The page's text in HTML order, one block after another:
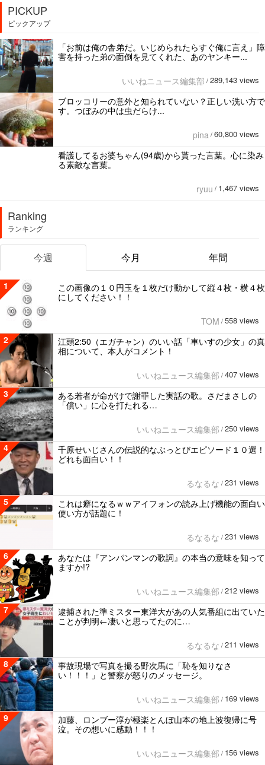
PICKUP
ピックアップ
「お前は俺の舎弟だ。いじめられたらすぐ俺に言え」障
害を持った弟の面倒を見てくれた、あのヤンキー...
いいねニュース編集部 / 289,143 views
ブロッコリーの意外と知られていない？正しい洗い方で
す。つぼみの中は虫だらけ...
pina / 60,800 views
看護してるお婆ちゃん(94歳)から貰った言葉。心に染み
る素敵な言葉。
ryuu / 1,467 views
Ranking
ランキング
今週 今月 年間
1
この画像の１０円玉を１枚だけ動かして縦４枚・横４枚
にしてください！！
TOM / 558 views
2
江頭2:50（エガチャン）のいい話「車いすの少女」の真
相について、本人がコメント！
いいねニュース編集部 / 407 views
3
ある若者が命がけで謝罪した実話の歌。さだまさしの
「償い」に心を打たれる…
いいねニュース編集部 / 250 views
4
千原せいじさんの伝説的なぶっとびエピソード１０選！
どれも面白い！！
るなるな / 231 views
5
これは癖になるｗｗアイフォンの読み上げ機能の面白い
使い方が話題に！
るなるな / 231 views
6
あなたは『アンパンマンの歌詞』の本当の意味を知って
ますか!?
いいねニュース編集部 / 212 views
7
逮捕された準ミスター東洋大があの人気番組に出ていた
ことが判明←凄いと思ってたのに…
るなるな / 211 views
8
事故現場で写真を撮る野次馬に「恥を知りなさ
い！！！」と警察が怒りのメッセージ。
いいねニュース編集部 / 169 views
9
加藤、ロンブー淳が極楽とんぼ山本の地上波復帰に号
泣。その想いに感動！！！
いいねニュース編集部 / 156 views